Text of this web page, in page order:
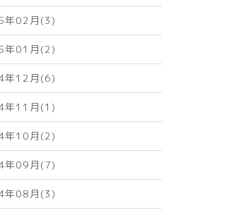
年02月(3)
年01月(2)
年12月(6)
年11月(1)
年10月(2)
年09月(7)
年08月(3)